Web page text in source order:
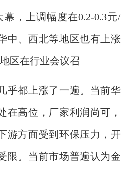
，上调幅度在0.2-0.3元/
中、西北等地区也有上涨
区在行业会议召
都上涨了一遍。当前华
在高位，厂家利润尚可，
游方面受到环保压力，开
限。当前市场普遍认为金